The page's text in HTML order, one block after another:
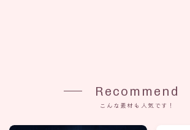
Recommend
こんな素材も人気です！